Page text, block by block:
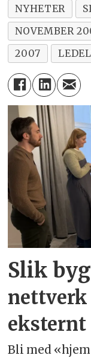
NYHETER
NOVEMBER
2007
Slik
eksternt
Bli med